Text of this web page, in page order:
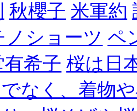
秋櫻子 米軍約
ノショーツ ペ
希子 桜は日
なく、着物